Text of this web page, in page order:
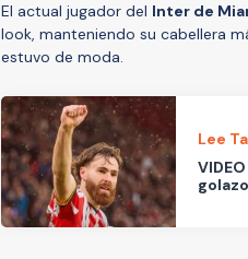
El actual jugador del Inter de
look, manteniendo su cabellera
estuvo de moda.
Lee